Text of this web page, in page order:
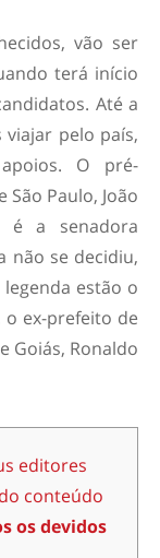
vão ser
terá início
Até a
pelo país,
O pré-
Paulo, João
é a senadora
não se decidiu,
estão o
ex-prefeito de
Goiás, Ronaldo
editores
conteúdo
os devidos